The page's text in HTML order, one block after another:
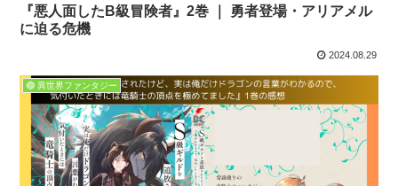
『悪人面したB級冒険者』2巻 ｜ 勇者登場・アリアメル
に迫る危機
2024.08.29
🟢 異世界ファンタジー